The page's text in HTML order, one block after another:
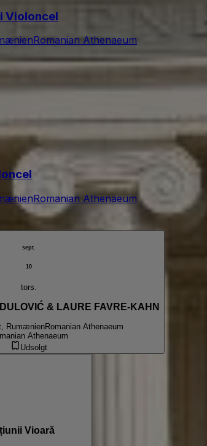
Violoncel
Romanian Athenaeum
Romanian Athenaeum
sept.
10
tors.
& LAURE FAVRE-KAHN
RumænienRomanian Athenaeum
Athenaeum
Udsolgt
Vioară